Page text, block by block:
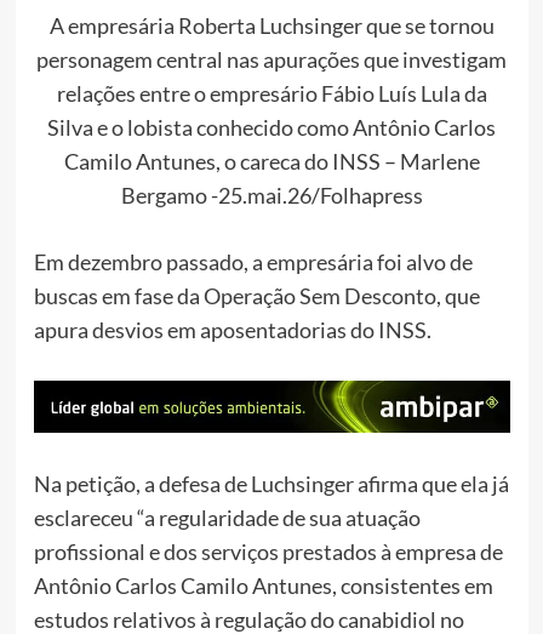
A empresária Roberta Luchsinger que se tornou
personagem central nas apurações que investigam
relações entre o empresário Fábio Luís Lula da
Silva e o lobista conhecido como Antônio Carlos
Camilo Antunes, o careca do INSS – Marlene
Bergamo -25.mai.26/Folhapress
Em dezembro passado, a empresária foi alvo de
buscas em fase da Operação Sem Desconto, que
apura desvios em aposentadorias do INSS.
Na petição, a defesa de Luchsinger afirma que ela já
esclareceu “a regularidade de sua atuação
profissional e dos serviços prestados à empresa de
Antônio Carlos Camilo Antunes, consistentes em
estudos relativos à regulação do canabidiol no